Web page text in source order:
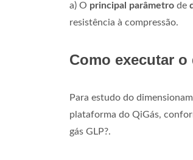
a) O principal parâmetro de
resistência à compressão.
Como executar
Para estudo do
plataforma do QiGás,
gás GLP?.